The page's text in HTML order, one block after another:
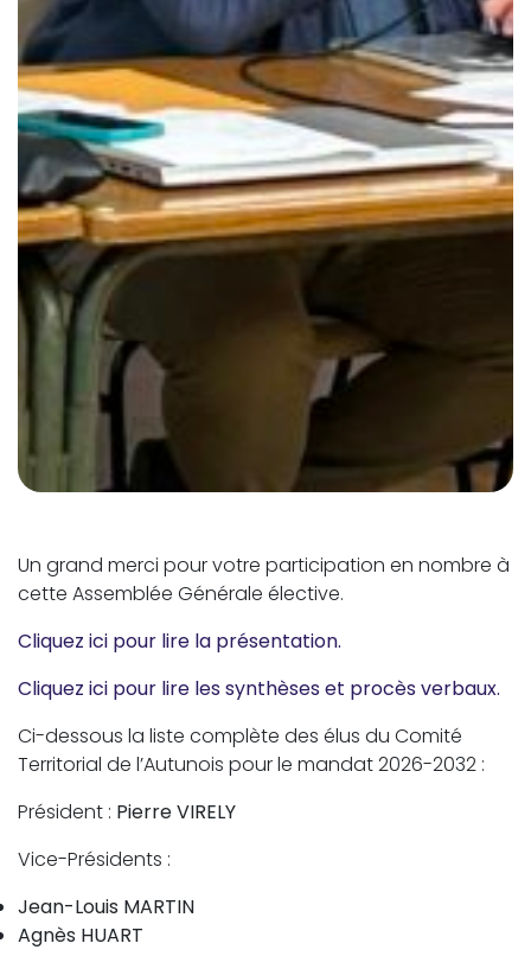
Un grand merci pour votre participation en nombre à
cette Assemblée Générale élective.
Cliquez ici pour lire la présentation.
Cliquez ici pour lire les synthèses et procès verbaux.
Ci-dessous la liste complète des élus du Comité
Territorial de l’Autunois pour le mandat 2026-2032 :
Président : Pierre VIRELY
Vice-Présidents :
Jean-Louis MARTIN
Agnès HUART